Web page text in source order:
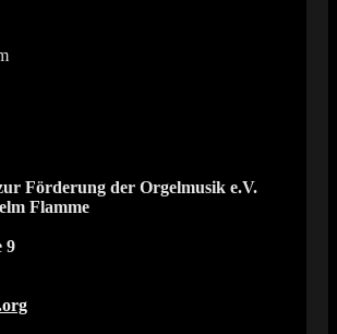
Förderung der Orgelmusik e.V.
Flamme
9